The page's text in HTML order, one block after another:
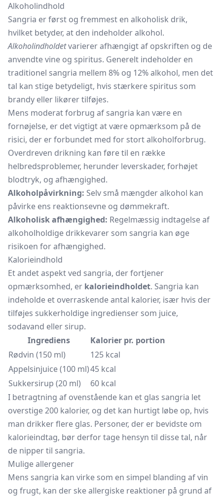
Alkoholindhold
Sangria er først og fremmest en alkoholisk drik,
hvilket betyder, at den indeholder alkohol.
Alkoholindholdetvarierer afhængigt af opskriften og de
anvendte vine og spiritus. Generelt indeholder en
traditionel sangria mellem 8% og 12% alkohol, men det
tal kan stige betydeligt, hvis stærkere spiritus som
brandy eller likører tilføjes.
Mens moderat forbrug af sangria kan være en
fornøjelse, er det vigtigt at være opmærksom på de
risici, der er forbundet med for stort alkoholforbrug.
Overdreven drikning kan føre til en række
helbredsproblemer, herunder leverskader, forhøjet
blodtryk, og afhængighed.
Alkoholpåvirkning: Selv små mængder alkohol kan
påvirke ens reaktionsevne og dømmekraft.
Alkoholisk afhængighed: Regelmæssig indtagelse af
alkoholholdige drikkevarer som sangria kan øge
risikoen for afhængighed.
Kalorieindhold
Et andet aspekt ved sangria, der fortjener
opmærksomhed, er kalorieindholdet. Sangria kan
indeholde et overraskende antal kalorier, især hvis der
tilføjes sukkerholdige ingredienser som juice,
sodavand eller sirup.
Ingrediens
Kalorier pr. portion
Rødvin (150 ml)
125 kcal
Appelsinjuice (100 ml)45 kcal
Sukkersirup (20 ml)
60 kcal
I betragtning af ovenstående kan et glas sangria let
overstige 200 kalorier, og det kan hurtigt løbe op, hvis
man drikker flere glas. Personer, der er bevidste om
kalorieindtag, bør derfor tage hensyn til disse tal, når
de nipper til sangria.
Mulige allergener
Mens sangria kan virke som en simpel blanding af vin
og frugt, kan der ske allergiske reaktioner på grund af